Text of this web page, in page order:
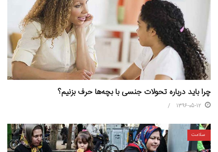
چرا باید درباره تحولات جنسی‌ با بچه‌ها حرف بزنیم؟
1396-05-12
سلامت